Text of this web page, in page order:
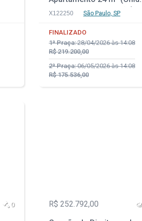
Prédio em Construção) -
X122250 São Paulo, SP
FINALIZADO
1ª Praça:28/04/2026 às 14:08
R$ 219.200,00
2ª Praça:06/05/2026 às 14:08
R$ 175.536,00
0 R$ 252.792,00